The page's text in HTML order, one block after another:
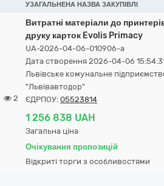
УЗАГАЛЬНЕНА НАЗВА ЗАКУПІВЛІ
2
Витратні матеріали до
друку карток Evolis Primacy
UA-2026-04-06-010906-a
Дата створення 2026-04-06
Львівське комунальне
"Львівавтодор"
ЄДРПОУ: 05523814
1 256 838 UAH
Загальна ціна
Очікування пропозицій
Відкриті торги з особливостями